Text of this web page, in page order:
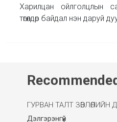
Харилцан ойлголцлын
төгөлдөр байдал нэн даруй
ГУРВАН ТАЛТ ЗӨВЛӨЛИЙН
Дэлгэрэнгүй